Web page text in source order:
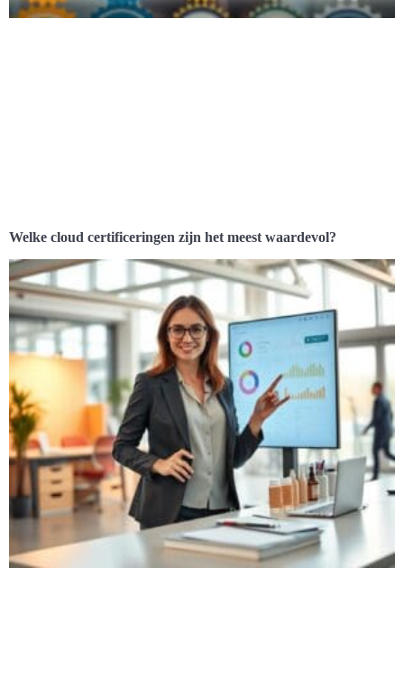
Welke cloud certificeringen zijn het meest waardevol?